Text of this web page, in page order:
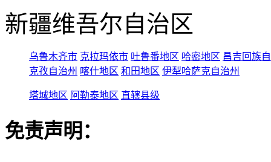
新疆维吾尔自治区
乌鲁木齐市 克拉玛依市 吐鲁番地区 哈密地区 昌吉回族
克孜自治州 喀什地区 和田地区 伊犁哈萨克自治州
塔城地区 阿勒泰地区 直辖县级
免责声明：